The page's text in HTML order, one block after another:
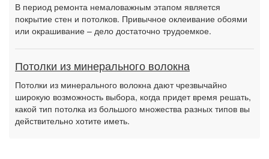
В период ремонта немаловажным этапом является
покрытие стен и потолков. Привычное оклеивание обоями
или окрашивание – дело достаточно трудоемкое.
Потолки из минерального волокна
Потолки из минерального волокна дают чрезвычайно
широкую возможность выбора, когда придет время решать,
какой тип потолка из большого множества разных типов вы
действительно хотите иметь.